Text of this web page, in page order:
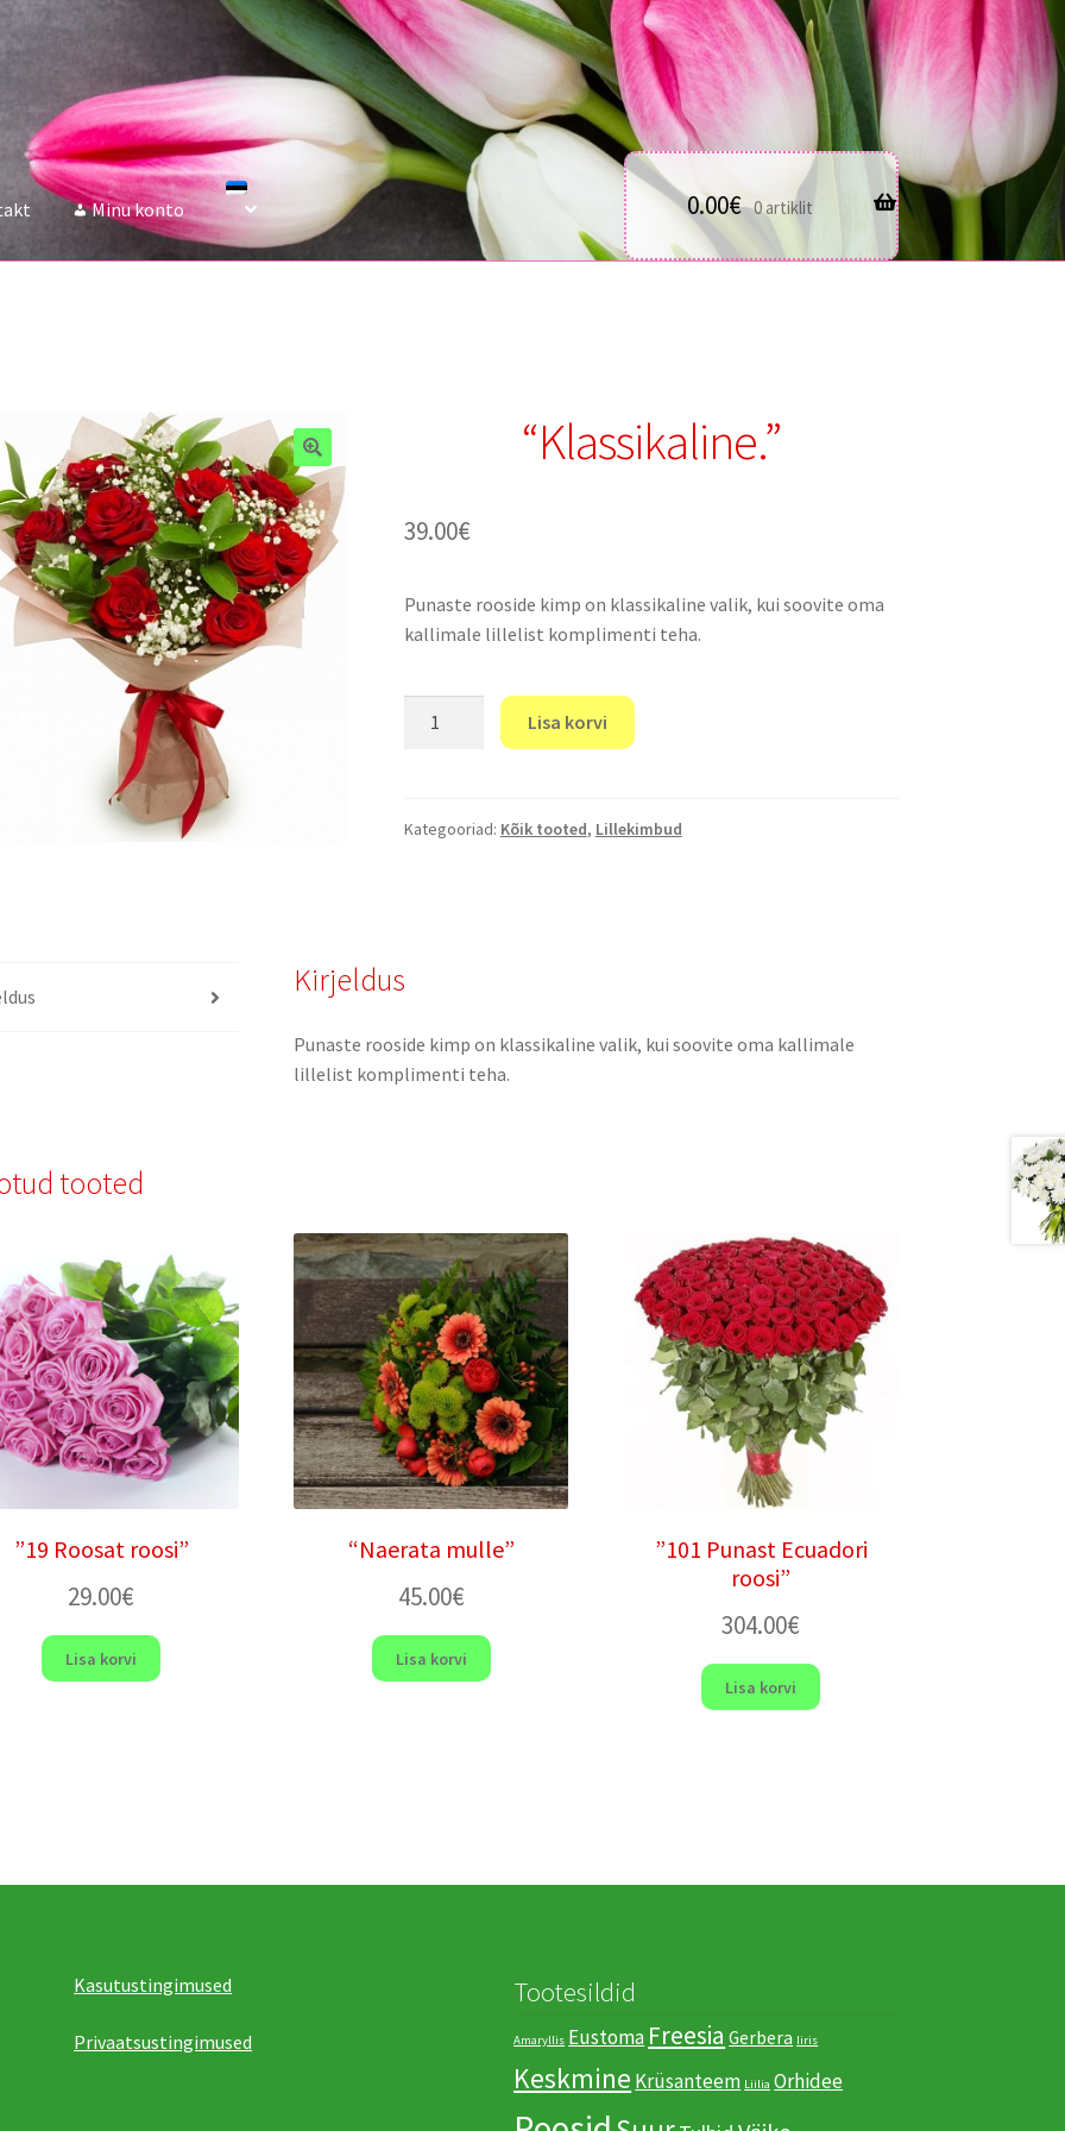
Minu konto 0.00€ 0 artiklit
“Klassikaline.”
39.00€
Punaste rooside kimp on klassikaline valik, kui soovite oma
kallimale lillelist komplimenti teha.
"Klassikaline."
Lisa korvi
Kategooriad: Kõik tooted, Lillekimbud
Kirjeldus
Punaste rooside kimp on klassikaline valik, kui soovite oma kallimale
lillelist komplimenti teha.
tooted
”19 Roosat roosi”
29.00€
Lisa korvi
“Naerata mulle”
45.00€
Lisa korvi
”101 Punast Ecuadori
roosi”
304.00€
Lisa korvi
Kasutustingimused
Privaatsustingimused
Tootesildid
Amaryllis Eustoma Freesia Gerbera Iiris
Keskmine Krüsanteem Liilia Orhidee